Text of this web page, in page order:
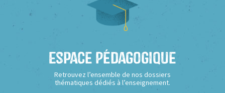
Espace Pédagogique
Retrouvez l’ensemble de nos dossiers
thématiques dédiés à l’enseignement.